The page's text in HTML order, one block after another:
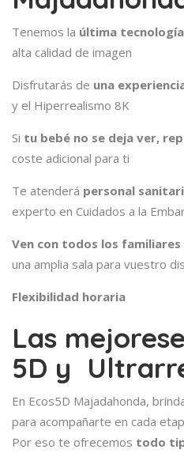
Tenemos la última tecnología
alta calidad de imagen
Disfrutarás de una
y el Hiperrealismo 8K
Si tu bebé no se deja ver,
coste adicional para ti
Te atenderá personal
experto en Cuidados a la
Ven con todos los familiares
una amplia sala para vuestro
Flexibilidad horaria
Las mejores
5D y
En Ecos5D Majadahonda,
para acompañarte en cada
Por eso te ofrecemos todo